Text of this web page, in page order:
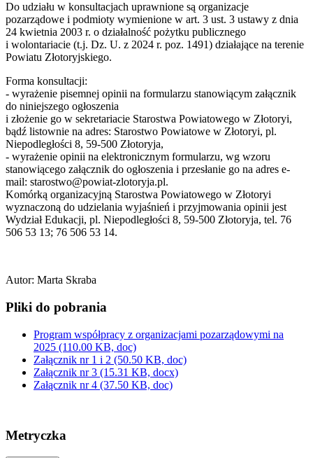
Do udziału w konsultacjach uprawnione są organizacje
pozarządowe i podmioty wymienione w art. 3 ust. 3 ustawy z dnia
24 kwietnia 2003 r. o działalność pożytku publicznego
i wolontariacie (t.j. Dz. U. z 2024 r. poz. 1491) działające na terenie
Powiatu Złotoryjskiego.
Forma konsultacji:
- wyrażenie pisemnej opinii na formularzu stanowiącym załącznik
do niniejszego ogłoszenia
i złożenie go w sekretariacie Starostwa Powiatowego w Złotoryi,
bądź listownie na adres: Starostwo Powiatowe w Złotoryi, pl.
Niepodległości 8, 59-500 Złotoryja,
- wyrażenie opinii na elektronicznym formularzu, wg wzoru
stanowiącego załącznik do ogłoszenia i przesłanie go na adres e-
mail: starostwo@powiat-zlotoryja.pl.
Komórką organizacyjną Starostwa Powiatowego w Złotoryi
wyznaczoną do udzielania wyjaśnień i przyjmowania opinii jest
Wydział Edukacji, pl. Niepodległości 8, 59-500 Złotoryja, tel. 76
506 53 13; 76 506 53 14.
Autor: Marta Skraba
Pliki do pobrania
Program współpracy z organizacjami pozarządowymi na
2025 (110.00 KB, doc)
Załącznik nr 1 i 2 (50.50 KB, doc)
Załącznik nr 3 (15.31 KB, docx)
Załącznik nr 4 (37.50 KB, doc)
Metryczka